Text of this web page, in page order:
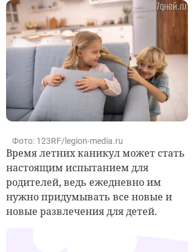
Фото: 123RF/legion-media.ru
Время летних каникул может стать
настоящим испытанием для
родителей, ведь ежедневно им
нужно придумывать все новые и
новые развлечения для детей.